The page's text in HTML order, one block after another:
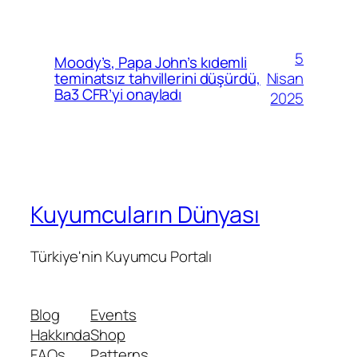
Moody’s, Papa John’s kıdemli
teminatsız tahvillerini düşürdü,
Ba3 CFR’yi onayladı
5
Nisan
2025
Kuyumcuların Dünyası
Türkiye'nin Kuyumcu Portalı
Blog
Hakkında
Events
Shop